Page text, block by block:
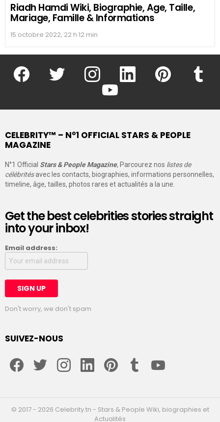
Riadh Hamdi Wiki, Biographie, Age, Taille,
Mariage, Famille & Informations
15 octobre 2022, 22 h 12 min
facebook twitter instagram linkedin pinterest
youtube
CELEBRITY™ – N°1 OFFICIAL STARS & PEOPLE
MAGAZINE
N°1 Official Stars & People Magazine, Parcourez nos listes de
célébritésavec les contacts, biographies, informations personnelles,
timeline, âge, tailles, photos rares et actualités a la une.
Get the best celebrities stories straight
into your inbox!
Email address:
Don't worry, we don't spam
SUIVEZ-NOUS
© 2017 - 2026 Celebrity.tn - Stars & People Wiki, biographies et
Actualités